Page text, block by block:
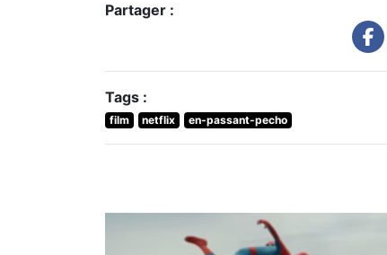
Partager :
Tags :
film netflix en-passant-pecho